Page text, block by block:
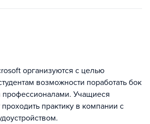
организуются с целью
возможности поработать бок
Учащиеся
практику в компании с